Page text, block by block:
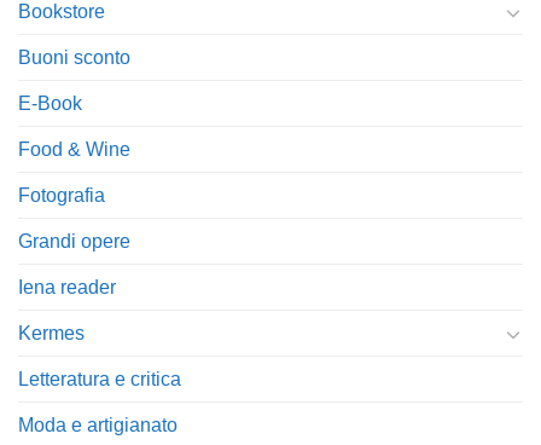
Bookstore
Buoni sconto
E-Book
Food & Wine
Fotografia
Grandi opere
Iena reader
Kermes
Letteratura e critica
Moda e artigianato